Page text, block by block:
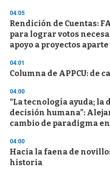
04:05
Rendición de Cuentas:
para lograr votos
apoyo a proyectos aparte
04:01
Columna de APPCU: de
04:00
“La tecnología ayuda;
decisión humana”:
cambio de paradigma
04:00
Hacia la faena de
historia